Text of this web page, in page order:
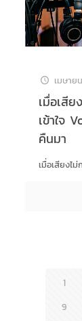
เมษาย
เมื่อเสีย
เข้าใจ
คืนมา
เมื่อเสียงไ
1
9